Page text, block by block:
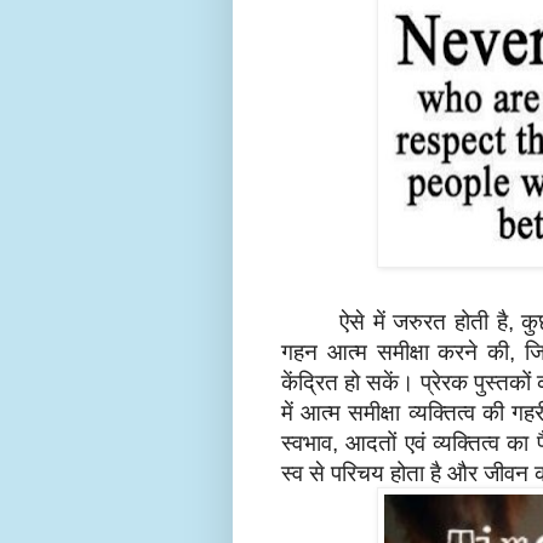
ऐसे में जरुरत होती है,
गहन आत्म समीक्षा करने की,
केंद्रित हो सकें। प्रेरक पुस्तकों
में आत्म समीक्षा व्यक्तित्व की
स्वभाव,आदतों एवं व्यक्तित्व
स्व से परिचय होता है और जीवन